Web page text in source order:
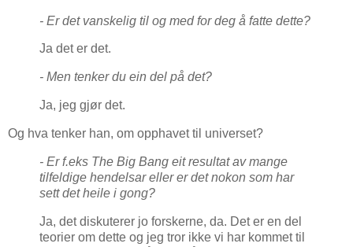
- Er det vanskelig til og med for deg å fatte dette?
Ja det er det.
- Men tenker du ein del på det?
Ja, jeg gjør det.
Og hva tenker han, om opphavet til universet?
- Er f.eks The Big Bang eit resultat av mange
tilfeldige hendelsar eller er det nokon som har
sett det heile i gong?
Ja, det diskuterer jo forskerne, da. Det er en del
teorier om dette og jeg tror ikke vi har kommet til